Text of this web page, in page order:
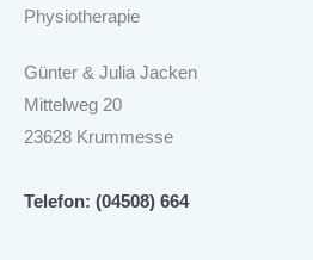
Physiotherapie
Günter & Julia Jacken
Mittelweg 20
23628 Krummesse
Telefon: (04508) 664